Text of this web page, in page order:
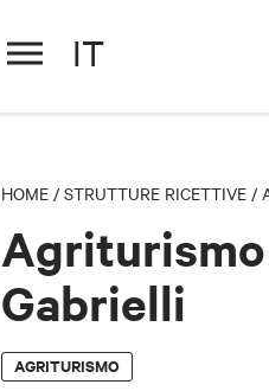
IT
HOME / STRUTTURE RICETTIVE /
Agriturismo
Gabrielli
AGRITURISMO